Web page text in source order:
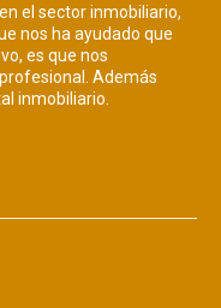
el sector inmobiliario,
nos ha ayudado que
es que nos
Además
inmobiliario.